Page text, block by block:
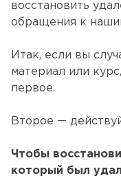
восстановить
обращения к
Итак, если вы
материал или
первое.
Второе —
Чтобы
который был